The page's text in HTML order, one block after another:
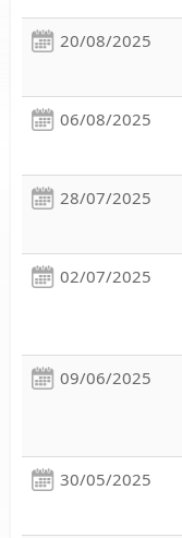
20/08/2025
06/08/2025
28/07/2025
02/07/2025
09/06/2025
30/05/2025